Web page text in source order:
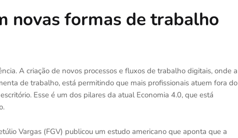
novas formas de trabalho
A criação de novos processos e fluxos de trabalho digitais, onde a
de trabalho, está permitindo que mais profissionais atuem fora do
Esse é um dos pilares da atual Economia 4.0, que está
Vargas (FGV) publicou um estudo americano que aponta que a